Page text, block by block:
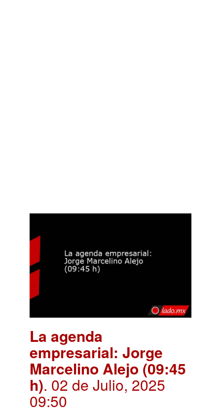
La agenda
empresarial: Jorge
Marcelino Alejo (09:45
h). 02 de Julio, 2025
09:50